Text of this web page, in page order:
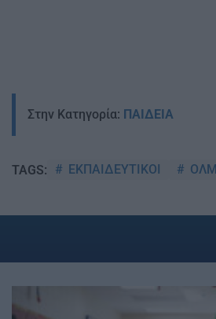
Στην Κατηγορία: ΠΑΙΔΕΙΑ
TAGS: ΕΚΠΑΙΔΕΥΤΙΚΟΙ